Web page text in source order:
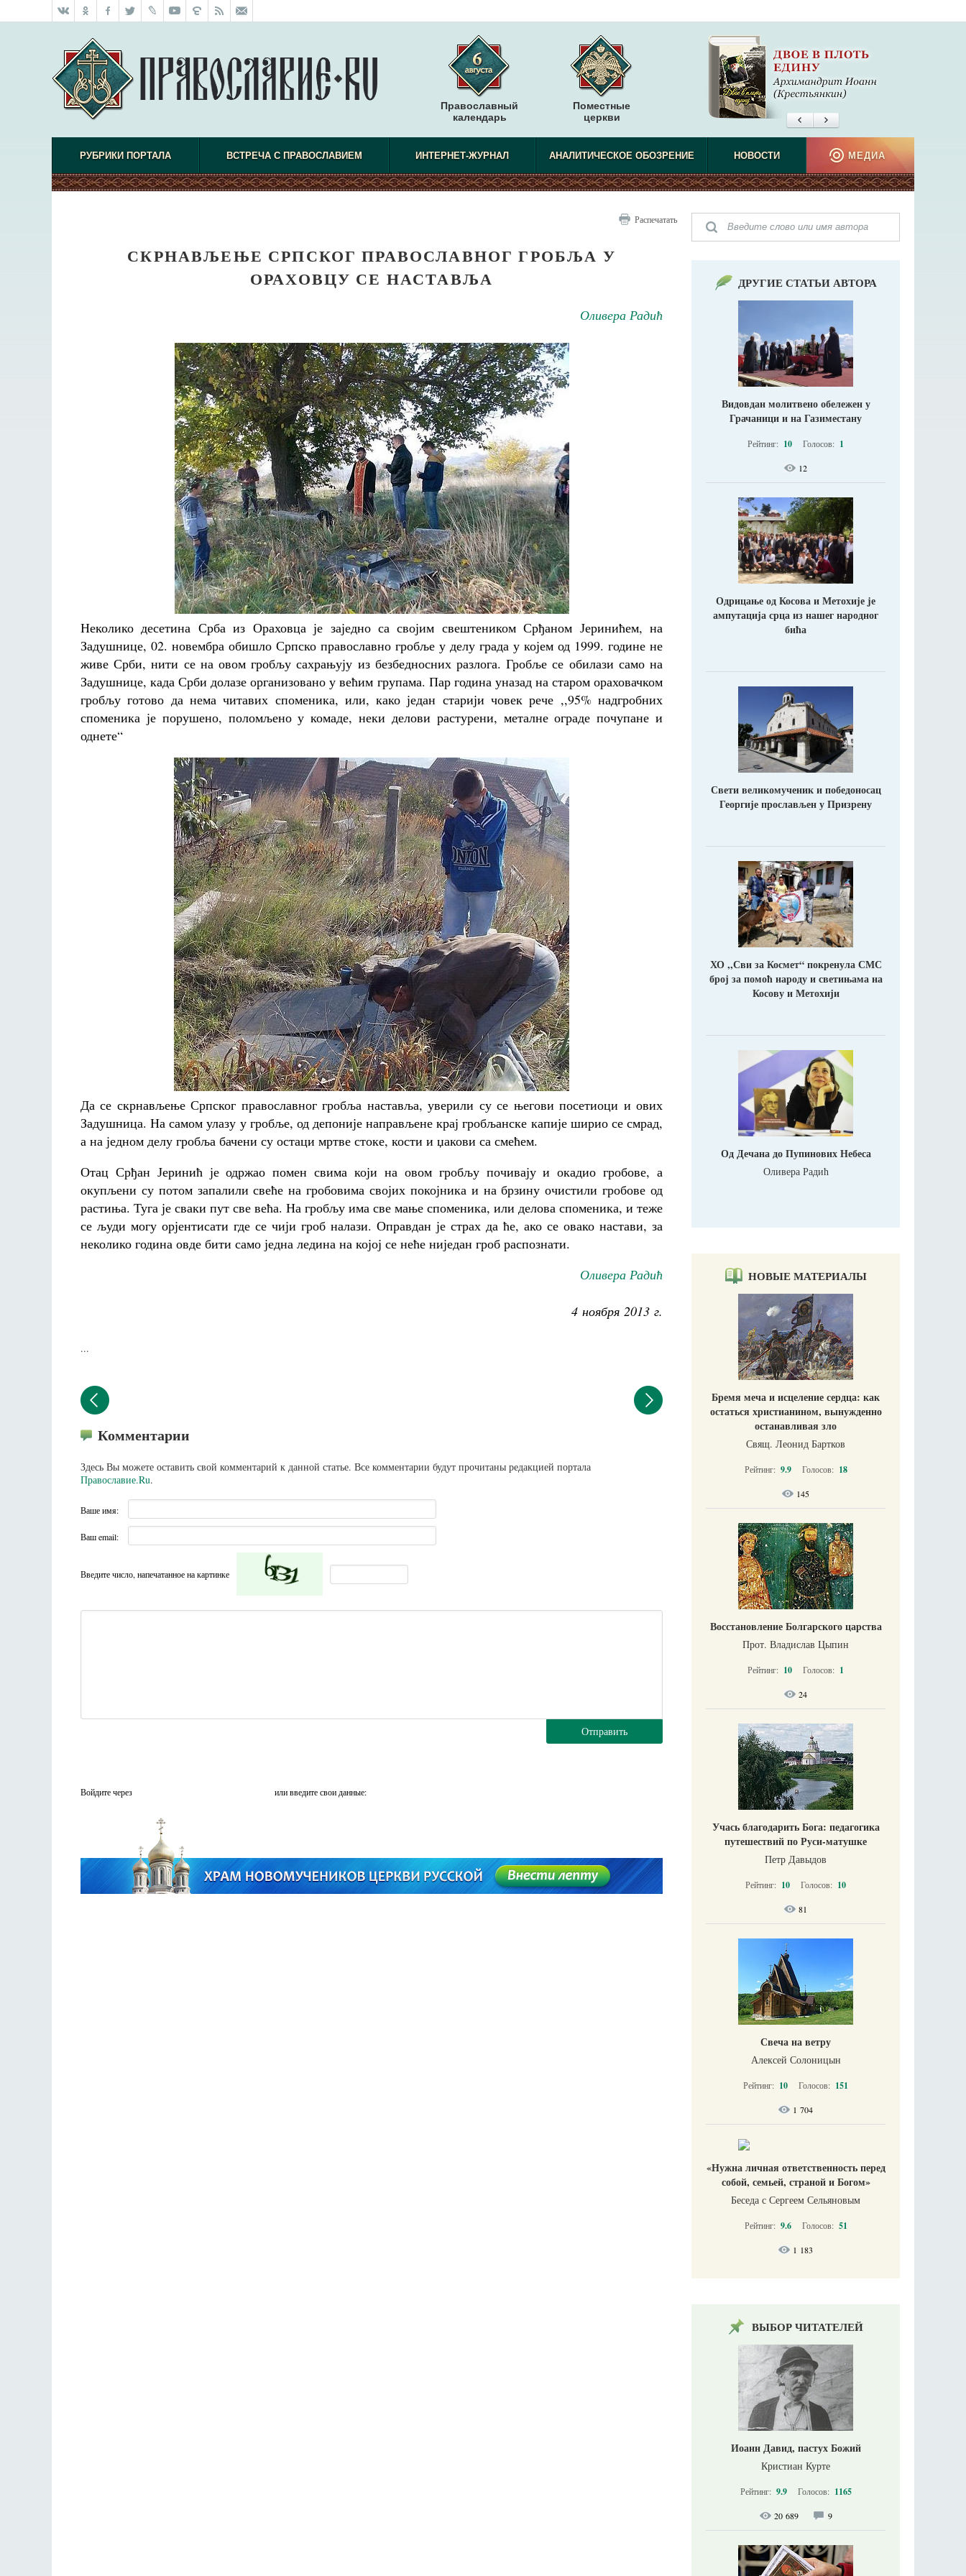
Поместные
церкви
Православный
календарь
РУБРИКИ ПОРТАЛА ВСТРЕЧА С ПРАВОСЛАВИЕМ ИНТЕРНЕТ-ЖУРНАЛ АНАЛИТИЧЕСКОЕ ОБОЗРЕНИЕ НОВОСТИ МЕДИА
Распечатать
СКРНАВЉЕЊЕ СРПСКОГ ПРАВОСЛАВНОГ ГРОБЉА У
ОРАХОВЦУ СЕ НАСТАВЉА
Оливера Радић
Неколико десетина Срба из Ораховца је заједно са својим свештеником Срђаном Јеринићем, на
Задушнице, 02. новембра обишло Српско православно гробље у делу града у којем од 1999. године не
живе Срби, нити се на овом гробљу сахрањују из безбедносних разлога. Гробље се обилази само на
Задушнице, када Срби долазе организовано у већим групама. Пар година уназад на старом ораховачком
гробљу готово да нема читавих споменика, или, како један старији човек рече ,,95% надгробних
споменика је порушено, поломљено у комаде, неки делови растурени, металне ограде почупане и
однете“
Да се скрнављење Српског православног гробља наставља, уверили су се његови посетиоци и ових
Задушница. На самом улазу у гробље, од депоније направљене крај гробљанске капије ширио се смрад,
а на једном делу гробља бачени су остаци мртве стоке, кости и џакови са смећем.
Отац Срђан Јеринић је одржао помен свима који на овом гробљу почивају и окадио гробове, а
окупљени су потом запалили свеће на гробовима својих покојника и на брзину очистили гробове од
растиња. Туга је сваки пут све већа. На гробљу има све мање споменика, или делова споменика, и теже
се људи могу орјентисати где се чији гроб налази. Оправдан је страх да ће, ако се овако настави, за
неколико година овде бити само једна ледина на којој се неће ниједан гроб распознати.
Оливера Радић
4 ноября 2013 г.
...
Комментарии
Здесь Вы можете оставить свой комментарий к данной статье. Все комментарии будут прочитаны редакцией портала
Православие.Ru.
Ваше имя:
Ваш email:
Введите число, напечатанное на картинке
Отправить
Войдите через или введите свои данные:
ДРУГИЕ СТАТЬИ АВТОРА
Видовдан молитвено обележен у
Грачаници и на Газиместану
Рейтинг: 10 Голосов: 1
12
Одрицање од Косова и Метохије jе
ампутација срца из нашег народног
бића
Свети великомученик и победоносац
Георгије прослављен у Призрену
ХО ,,Сви за Космет“ покренула СМС
број за помоћ народу и светињама на
Косову и Метохији
Од Дечана до Пупинових Небеса
Оливера Радић
НОВЫЕ МАТЕРИАЛЫ
Бремя меча и исцеление сердца: как
остаться христианином, вынужденно
останавливая зло
Свящ. Леонид Бартков
Рейтинг: 9.9 Голосов: 18
145
Восстановление Болгарского царства
Прот. Владислав Цыпин
Рейтинг: 10 Голосов: 1
24
Учась благодарить Бога: педагогика
путешествий по Руси-матушке
Петр Давыдов
Рейтинг: 10 Голосов: 10
81
Свеча на ветру
Алексей Солоницын
Рейтинг: 10 Голосов: 151
1 704
«Нужна личная ответственность перед
собой, семьей, страной и Богом»
Беседа с Сергеем Сельяновым
Рейтинг: 9.6 Голосов: 51
1 183
ВЫБОР ЧИТАТЕЛЕЙ
Иоанн Давид, пастух Божий
Кристиан Курте
Рейтинг: 9.9 Голосов: 1165
20 689 9